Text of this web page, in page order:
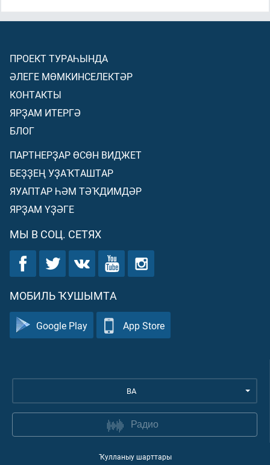
ПРОЕКТ ТУРАҺЫНДА
ӘЛЕГЕ МӨМКИНСЕЛЕКТӘР
КОНТАКТЫ
ЯРҘАМ ИТЕРГӘ
БЛОГ
ПАРТНЕРҘАР ӨСӨН ВИДЖЕТ
БЕҘҘЕҢ УҘАҠТАШТАР
ЯУАПТАР ҺӘМ ТӘҠДИМДӘР
ЯРҘАМ ҮҘӘГЕ
МЫ В СОЦ. СЕТЯХ
МОБИЛЬ ҠУШЫМТА
Google Play App Store
BA
Радио
Ҡулланыу шарттары